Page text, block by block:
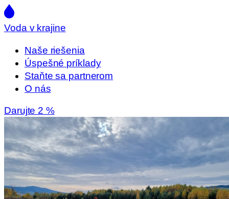
Voda v krajine
Naše riešenia
Úspešné príklady
Staňte sa partnerom
O nás
Darujte 2 %